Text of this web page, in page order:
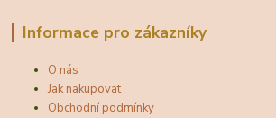
Informace pro zákazníky
O nás
Jak nakupovat
Obchodní podmínky